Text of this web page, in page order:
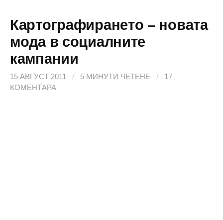
Картографирането – новата
мода в социалните
кампании
15 АВГУСТ 2011 / 5 МИНУТИ ЧЕТЕНЕ /
17
КОМЕНТАРА